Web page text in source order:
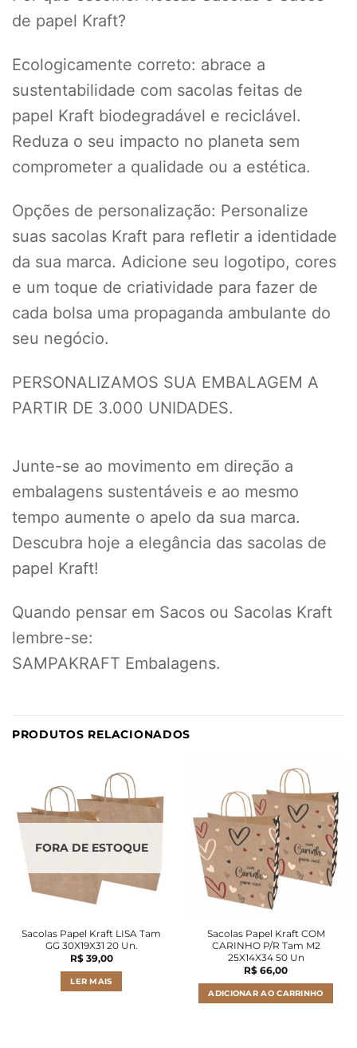
de papel Kraft?
Ecologicamente correto: abrace a
sustentabilidade com sacolas feitas de
papel Kraft biodegradável e reciclável.
Reduza o seu impacto no planeta sem
comprometer a qualidade ou a estética.
Opções de personalização: Personalize
suas sacolas Kraft para refletir a identidade
da sua marca. Adicione seu logotipo, cores
e um toque de criatividade para fazer de
cada bolsa uma propaganda ambulante do
seu negócio.
PERSONALIZAMOS SUA EMBALAGEM A
PARTIR DE 3.000 UNIDADES.
Junte-se ao movimento em direção a
embalagens sustentáveis e ao mesmo
tempo aumente o apelo da sua marca.
Descubra hoje a elegância das sacolas de
papel Kraft!
Quando pensar em Sacos ou Sacolas Kraft
lembre-se:
SAMPAKRAFT Embalagens.
PRODUTOS RELACIONADOS
FORA DE ESTOQUE
Sacolas Papel Kraft LISA Tam
GG 30X19X31 20 Un.
R$39,00
LER MAIS
Sacolas Papel Kraft COM
CARINHO P/R Tam M2
25X14X34 50 Un
R$ 66,00
ADICIONAR AO CARRINHO